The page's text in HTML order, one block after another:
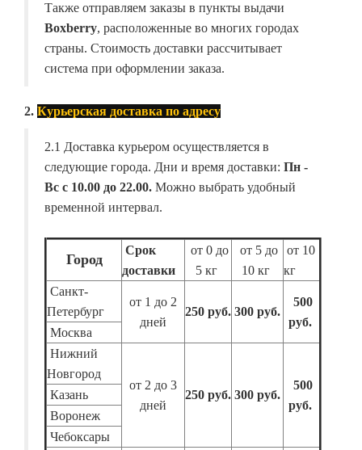
Также отправляем заказы в пункты выдачи
Boxberry, расположенные во многих городах
страны. Стоимость доставки рассчитывает
система при оформлении заказа.
2. Курьерская доставка по адресу
2.1 Доставка курьером осуществляется в
следующие города. Дни и время доставки: Пн -
Вс с 10.00 до 22.00. Можно выбрать удобный
временной интервал.
Город
Срок
доставки
от 0 до
5 кг
от 5 до
10 кг
от 10
кг
Санкт-
Петербург
от 1 до 2
дней
250 руб. 300 руб.
500
руб.
Москва
Нижний
Новгород
от 2 до 3
дней
250 руб. 300 руб.
500
руб.
Казань
Воронеж
Чебоксары